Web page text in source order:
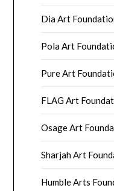
Dia Art
Pola Art
Pure Art
FLAG Art
Osage Art
Sharjah Art
Humble Arts